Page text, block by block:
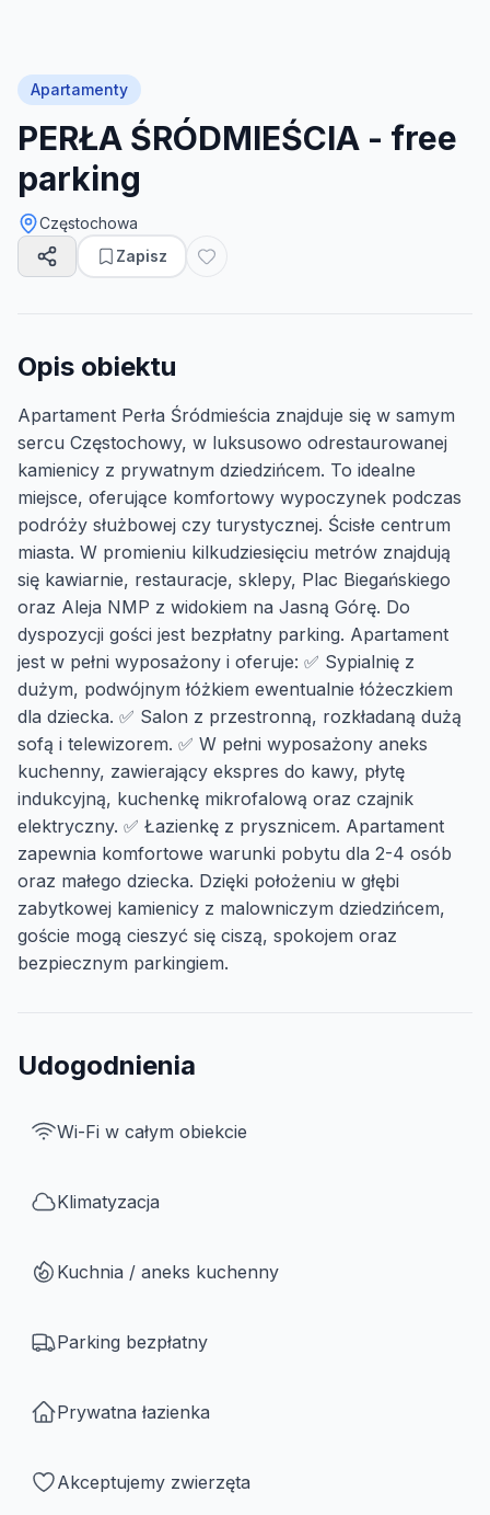
Apartamenty
PERŁA ŚRÓDMIEŚCIA - free
parking
Częstochowa
Zapisz
Opis obiektu
Apartament Perła Śródmieścia znajduje się w samym
sercu Częstochowy, w luksusowo odrestaurowanej
kamienicy z prywatnym dziedzińcem. To idealne
miejsce, oferujące komfortowy wypoczynek podczas
podróży służbowej czy turystycznej. Ścisłe centrum
miasta. W promieniu kilkudziesięciu metrów znajdują
się kawiarnie, restauracje, sklepy, Plac Biegańskiego
oraz Aleja NMP z widokiem na Jasną Górę. Do
dyspozycji gości jest bezpłatny parking. Apartament
jest w pełni wyposażony i oferuje: ✅ Sypialnię z
dużym, podwójnym łóżkiem ewentualnie łóżeczkiem
dla dziecka. ✅ Salon z przestronną, rozkładaną dużą
sofą i telewizorem. ✅ W pełni wyposażony aneks
kuchenny, zawierający ekspres do kawy, płytę
indukcyjną, kuchenkę mikrofalową oraz czajnik
elektryczny. ✅ Łazienkę z prysznicem. Apartament
zapewnia komfortowe warunki pobytu dla 2-4 osób
oraz małego dziecka. Dzięki położeniu w głębi
zabytkowej kamienicy z malowniczym dziedzińcem,
goście mogą cieszyć się ciszą, spokojem oraz
bezpiecznym parkingiem.
Udogodnienia
Wi-Fi w całym obiekcie
Klimatyzacja
Kuchnia / aneks kuchenny
Parking bezpłatny
Prywatna łazienka
Akceptujemy zwierzęta